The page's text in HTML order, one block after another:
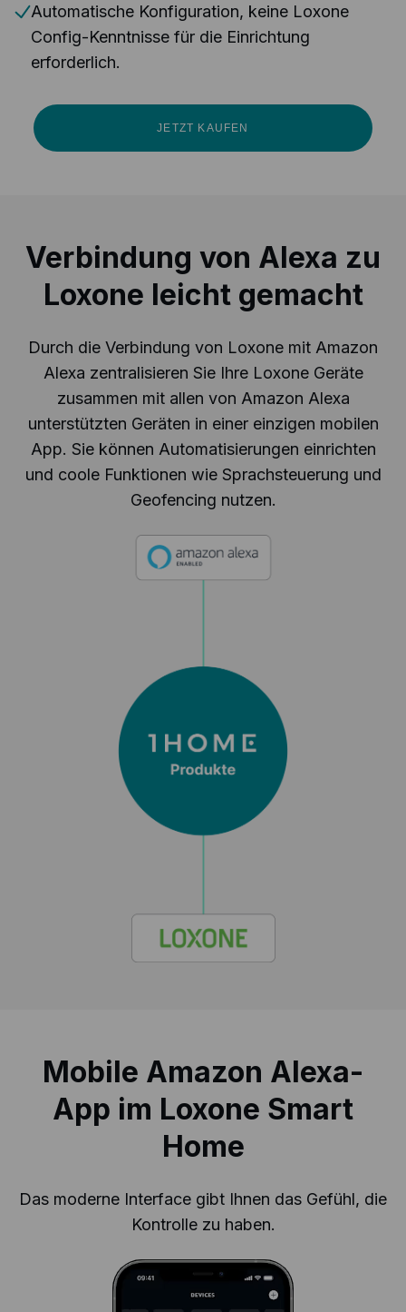
Automatische Konfiguration, keine Loxone
Config-Kenntnisse für die Einrichtung
erforderlich.
JETZT KAUFEN
Verbindung von Alexa zu
Loxone leicht gemacht
Durch die Verbindung von Loxone mit Amazon
Alexa zentralisieren Sie Ihre Loxone Geräte
zusammen mit allen von Amazon Alexa
unterstützten Geräten in einer einzigen mobilen
App. Sie können Automatisierungen einrichten
und coole Funktionen wie Sprachsteuerung und
Geofencing nutzen.
Mobile Amazon Alexa-
App im Loxone Smart
Home
Das moderne Interface gibt Ihnen das Gefühl, die
Kontrolle zu haben.